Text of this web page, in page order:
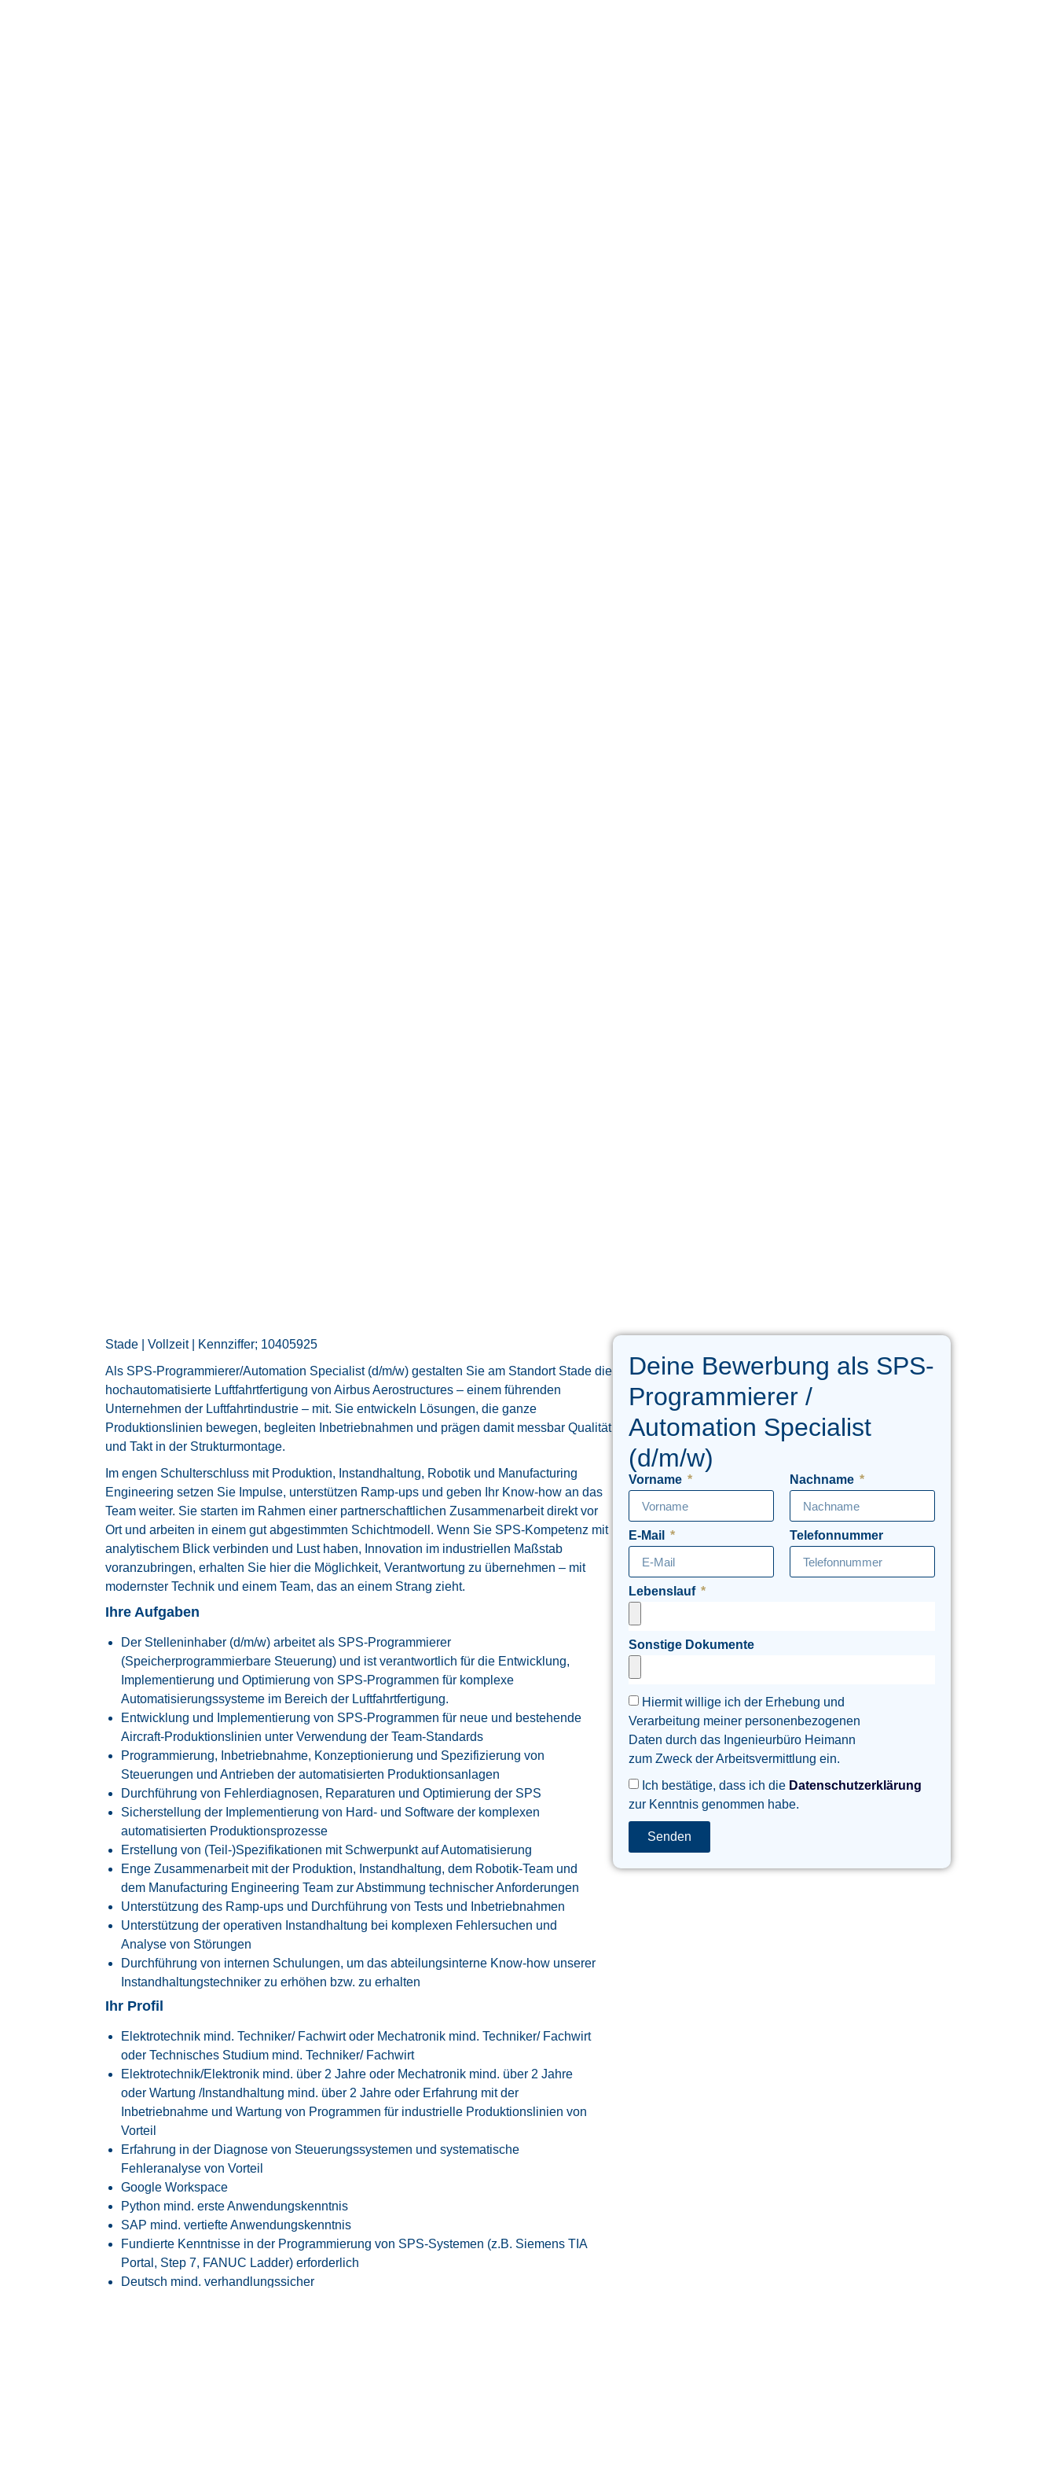
Stade | Vollzeit | Kennziffer; 10405925
Als SPS-Programmierer/Automation Specialist (d/m/w) gestalten Sie am Standort Stade die
hochautomatisierte Luftfahrtfertigung von Airbus Aerostructures – einem führenden
Unternehmen der Luftfahrtindustrie – mit. Sie entwickeln Lösungen, die ganze
Produktionslinien bewegen, begleiten Inbetriebnahmen und prägen damit messbar Qualität
und Takt in der Strukturmontage.
Im engen Schulterschluss mit Produktion, Instandhaltung, Robotik und Manufacturing
Engineering setzen Sie Impulse, unterstützen Ramp-ups und geben Ihr Know-how an das
Team weiter. Sie starten im Rahmen einer partnerschaftlichen Zusammenarbeit direkt vor
Ort und arbeiten in einem gut abgestimmten Schichtmodell. Wenn Sie SPS-Kompetenz mit
analytischem Blick verbinden und Lust haben, Innovation im industriellen Maßstab
voranzubringen, erhalten Sie hier die Möglichkeit, Verantwortung zu übernehmen – mit
modernster Technik und einem Team, das an einem Strang zieht.
Ihre Aufgaben
Der Stelleninhaber (d/m/w) arbeitet als SPS-Programmierer
(Speicherprogrammierbare Steuerung) und ist verantwortlich für die Entwicklung,
Implementierung und Optimierung von SPS-Programmen für komplexe
Automatisierungssysteme im Bereich der Luftfahrtfertigung.
Entwicklung und Implementierung von SPS-Programmen für neue und bestehende
Aircraft-Produktionslinien unter Verwendung der Team-Standards
Programmierung, Inbetriebnahme, Konzeptionierung und Spezifizierung von
Steuerungen und Antrieben der automatisierten Produktionsanlagen
Durchführung von Fehlerdiagnosen, Reparaturen und Optimierung der SPS
Sicherstellung der Implementierung von Hard- und Software der komplexen
automatisierten Produktionsprozesse
Erstellung von (Teil-)Spezifikationen mit Schwerpunkt auf Automatisierung
Enge Zusammenarbeit mit der Produktion, Instandhaltung, dem Robotik-Team und
dem Manufacturing Engineering Team zur Abstimmung technischer Anforderungen
Unterstützung des Ramp-ups und Durchführung von Tests und Inbetriebnahmen
Unterstützung der operativen Instandhaltung bei komplexen Fehlersuchen und
Analyse von Störungen
Durchführung von internen Schulungen, um das abteilungsinterne Know-how unserer
Instandhaltungstechniker zu erhöhen bzw. zu erhalten
Ihr Profil
Elektrotechnik mind. Techniker/ Fachwirt oder Mechatronik mind. Techniker/ Fachwirt
oder Technisches Studium mind. Techniker/ Fachwirt
Elektrotechnik/Elektronik mind. über 2 Jahre oder Mechatronik mind. über 2 Jahre
oder Wartung /Instandhaltung mind. über 2 Jahre oder Erfahrung mit der
Inbetriebnahme und Wartung von Programmen für industrielle Produktionslinien von
Vorteil
Erfahrung in der Diagnose von Steuerungssystemen und systematische
Fehleranalyse von Vorteil
Google Workspace
Python mind. erste Anwendungskenntnis
SAP mind. vertiefte Anwendungskenntnis
Fundierte Kenntnisse in der Programmierung von SPS-Systemen (z.B. Siemens TIA
Portal, Step 7, FANUC Ladder) erforderlich
Deutsch mind. verhandlungssicher
Deine Bewerbung als SPS-
Programmierer /
Automation Specialist
(d/m/w)
Vorname Nachname
E-Mail Telefonnummer
Lebenslauf
Sonstige Dokumente
Hiermit willige ich der Erhebung und
Verarbeitung meiner personenbezogenen
Daten durch das Ingenieurbüro Heimann
zum Zweck der Arbeitsvermittlung ein.
Ich bestätige, dass ich die Datenschutzerklärung
zur Kenntnis genommen habe.
Senden